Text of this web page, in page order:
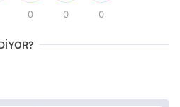
0 0 0